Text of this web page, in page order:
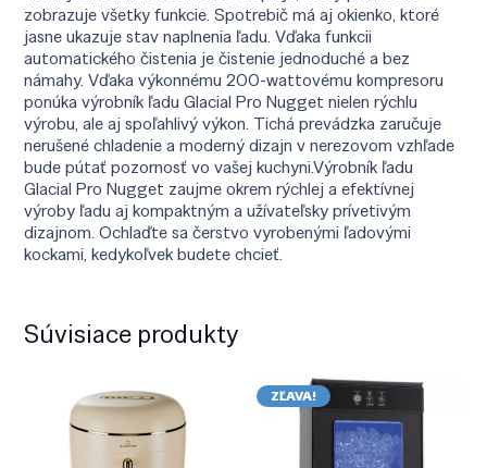
zobrazuje všetky funkcie. Spotrebič má aj okienko, ktoré
jasne ukazuje stav naplnenia ľadu. Vďaka funkcii
automatického čistenia je čistenie jednoduché a bez
námahy. Vďaka výkonnému 200-wattovému kompresoru
ponúka výrobník ľadu Glacial Pro Nugget nielen rýchlu
výrobu, ale aj spoľahlivý výkon. Tichá prevádzka zaručuje
nerušené chladenie a moderný dizajn v nerezovom vzhľade
bude pútať pozornosť vo vašej kuchyni.Výrobník ľadu
Glacial Pro Nugget zaujme okrem rýchlej a efektívnej
výroby ľadu aj kompaktným a užívateľsky prívetivým
dizajnom. Ochlaďte sa čerstvo vyrobenými ľadovými
kockami, kedykoľvek budete chcieť.
Súvisiace produkty
ZĽAVA!